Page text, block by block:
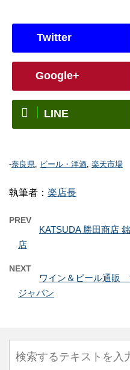
Twitter
Google+
LINE
-奈良県, ビール・洋酒, 楽天市場
執筆者： 楽店長
PREV
KATSUDA 勝田商店
店
NEXT
ワイン＆ビール通販
ジャパン